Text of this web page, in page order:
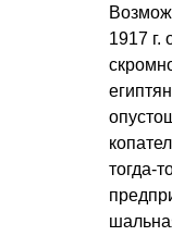
1917 г.
тогда-